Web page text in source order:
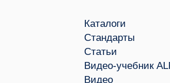
Каталоги
Стандарты
Статьи
Видео-учебник
Видео